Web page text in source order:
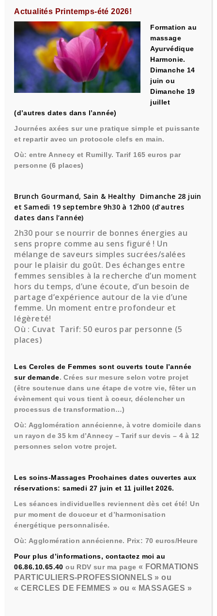
INTRA ENTREPRISES
FORMATIONS PARTICULIERS -
PROFESSIONNELS
CERCLES DE FEMMES
Actualités Printemps-été 2026!
Formation au
massage
Ayurvédique
Harmonie.
Dimanche 14
juin ou
Dimanche 19
juillet
(d’autres dates dans l’année)
Journées axées sur une pratique simple et puissante
et repartir avec un protocole clefs en main.
Où: entre Annecy et Rumilly. Tarif 165 euros par
personne (6 places)
Brunch Gourmand, Sain & Healthy Dimanche 28 juin
et Samedi 19 septembre 9h30 à 12h00 (d’autres
dates dans l’année)
2h30 pour se nourrir de bonnes énergies au
sens propre comme au sens figuré ! Un
mélange de saveurs simples sucrées/salées
pour le plaisir du goût. Des échanges entre
femmes sensibles à la recherche d’un moment
hors du temps, d’une écoute, d’un besoin de
partage d’expérience autour de la vie d’une
femme. Un moment entre profondeur et
légèreté!
Où : Cuvat Tarif: 50 euros par personne (5
places)
Les Cercles de Femmes sont ouverts toute l’année
sur demande.Crées sur mesure selon votre projet
(être soutenue dans une étape de votre vie, fêter un
évènement qui vous tient à coeur, déclencher un
processus de transformation…)
Où: Agglomération annécienne, à votre domicile dans
un rayon de 35 km d’Annecy – Tarif sur devis – 4 à 12
personnes selon votre projet.
Les soins-Massages Prochaines dates ouvertes aux
réservations: samedi 27 juin et 11 juillet 2026.
Les séances individuelles reviennent dès cet été! Un
pur moment de douceur et d’harmonisation
énergétique personnalisée.
Où: Agglomération annécienne. Prix: 70 euros/Heure
Pour plus d’informations, contactez moi au
06.86.10.65.40 ou RDV sur ma page « FORMATIONS
PARTICULIERS-PROFESSIONNELS » ou
« CERCLES DE FEMMES » ou « MASSAGES »